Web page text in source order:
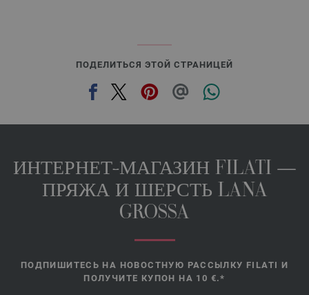
ПОДЕЛИТЬСЯ ЭТОЙ СТРАНИЦЕЙ
ИНТЕРНЕТ-МАГАЗИН FILATI —
ПРЯЖА И ШЕРСТЬ LANA
GROSSA
ПОДПИШИТЕСЬ НА НОВОСТНУЮ РАССЫЛКУ FILATI И
ПОЛУЧИТЕ КУПОН НА 10 €.*